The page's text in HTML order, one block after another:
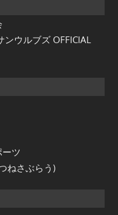
ウルブズ OFFICIAL
ツ
ねさぶらう)